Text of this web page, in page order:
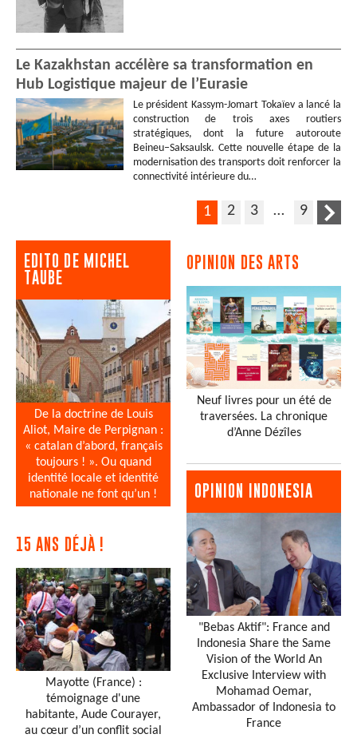
Le Kazakhstan accélère sa transformation en
Hub Logistique majeur de l’Eurasie
Le président Kassym-Jomart Tokaïev a lancé la
construction de trois axes routiers
stratégiques, dont la future autoroute
Beineu–Saksaulsk. Cette nouvelle étape de la
modernisation des transports doit renforcer la
connectivité intérieure du…
1 2 3 … 9
EDITO DE MICHEL
TAUBE
De la doctrine de Louis
Aliot, Maire de Perpignan :
« catalan d’abord, français
toujours ! ». Ou quand
identité locale et identité
nationale ne font qu’un !
15 ANS DÉJÀ !
Mayotte (France) :
témoignage d'une
habitante, Aude Courayer,
au cœur d’un conflit social
OPINION DES ARTS
Neuf livres pour un été de
traversées. La chronique
d’Anne Dézîles
OPINION INDONESIA
"Bebas Aktif": France and
Indonesia Share the Same
Vision of the World An
Exclusive Interview with
Mohamad Oemar,
Ambassador of Indonesia to
France